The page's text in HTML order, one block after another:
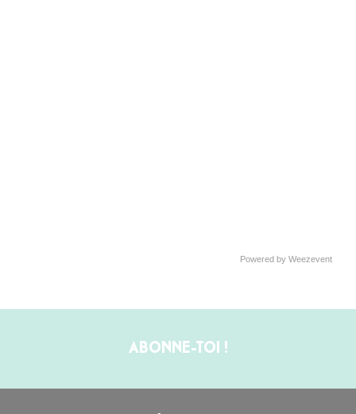
Powered by Weezevent
ABONNE-TOI !